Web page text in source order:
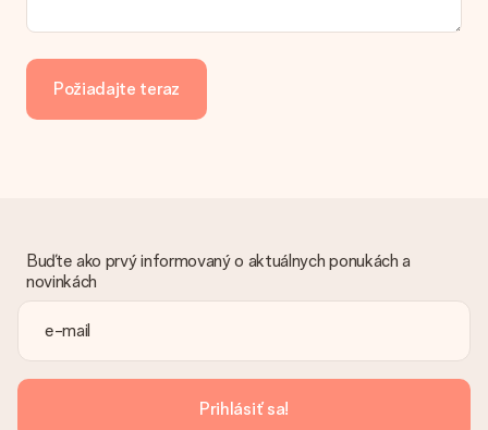
Ponúkame tieto spôsoby platby: iDeal, Paypal, kreditná karta,
manuálneho prevodu platby, prosím, vezmite do úvahy
dodatočný 3 dni na doručenie Vášho daru.
Je faktúra odoslaná spolu s objednávkou?
S objednávkou nie je odoslaná žiadna faktúra. Faktúru
svojom účte MySurprise. To znamená, že môžete mať dar
doručený priamo príjemcovi, čo z neho robí skutočné
prekvapenie!
Požiadajte teraz
Buďte ako prvý informovaný o aktuálnych ponukách a
novinkách
Prihlásiť sa!